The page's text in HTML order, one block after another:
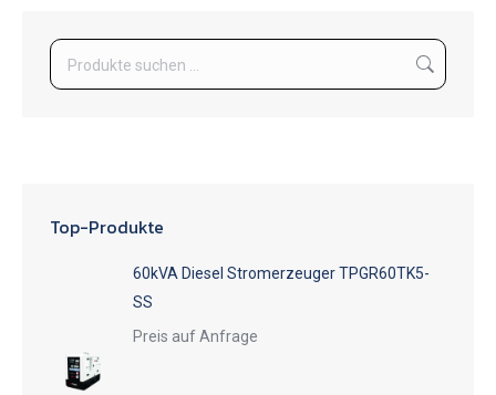
Top-Produkte
60kVA Diesel Stromerzeuger TPGR60TK5-
SS
Preis auf Anfrage